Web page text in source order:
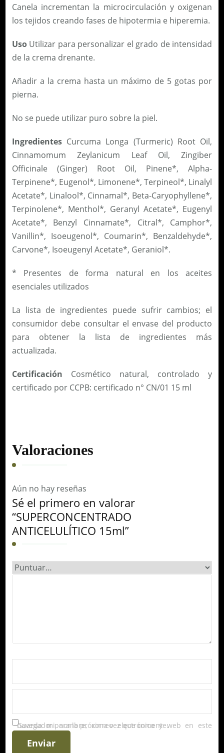
Canela incrementan la microcirculación y oxigenan
los tejidos creando fases de hipotermia e hiperemia.
UsoUtilizar para personalizar el grado de intensidad
de la crema drenante.
Añadir a la crema hasta un máximo de 5 gotas por
pierna.
No se puede utilizar puro sobre la piel.
IngredientesCurcuma Longa (Turmeric) Root Oil,
Cinnamomum Zeylanicum Leaf Oil, Zingiber
Officinale (Ginger) Root Oil, Pinene*, Alpha-
Terpinene*, Eugenol*, Limonene*, Terpineol*, Linalyl
Acetate*, Linalool*, Cinnamal*, Beta-Caryophyllene*,
Terpinolene*, Menthol*, Geranyl Acetate*, Eugenyl
Acetate*, Benzyl Cinnamate*, Citral*, Camphor*,
Vanillin*, Isoeugenol*, Coumarin*, Benzaldehyde*,
Carvone*, Isoeugenyl Acetate*, Geraniol*.
* Presentes de forma natural en los aceites
esenciales utilizados
La lista de ingredientes puede sufrir cambios; el
consumidor debe consultar el envase del producto
para obtener la lista de ingredientes más
actualizada.
Certificación Cosmético natural, controlado y
certificado por CCPB: certificado n° CN/01 15 ml
Valoraciones
Aún no hay reseñas
Sé el primero en valorar
“SUPERCONCENTRADO
ANTICELULÍTICO 15ml”
Guarda mi nombre, correo electrónico y web en este navegador para la próxima vez que comente.